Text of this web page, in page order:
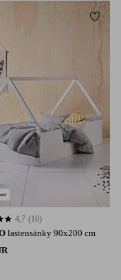
lastensänky 90x200 cm
10 arvosanaan
4,7 (10)
Lisää